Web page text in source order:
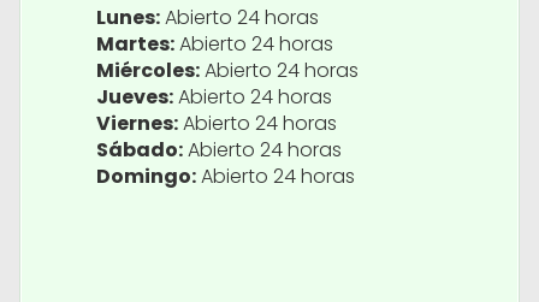
Lunes:Abierto 24 horas
Martes:Abierto 24 horas
Miércoles:Abierto 24 horas
Jueves:Abierto 24 horas
Viernes:Abierto 24 horas
Sábado:Abierto 24 horas
Domingo:Abierto 24 horas